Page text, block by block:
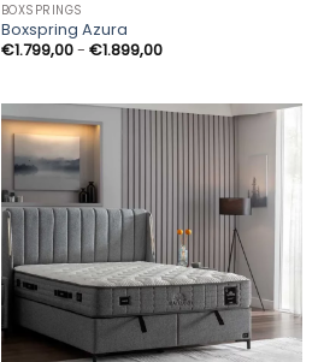
BOXSPRINGS
Boxspring Azura
€1.799,00- €1.899,00Prijsklasse: